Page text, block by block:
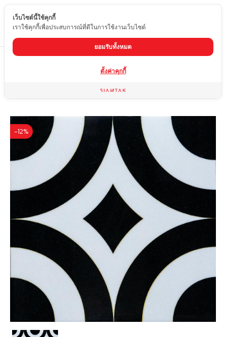
TH
แพทเทิร์นหินอ่อน Water Jet
-12%
เว็บไซต์นี้ใช้คุกกี้
เราใช้คุกกี้เพื่อประสบการณ์ที่ดีในการใช้งานเว็บไซต์
ยอมรับทั้งหมด
ตั้งค่าคุกกี้